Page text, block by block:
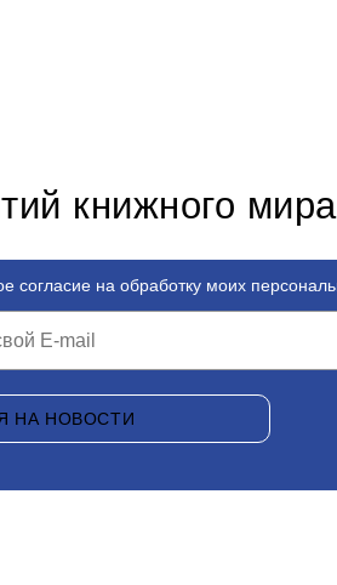
книжного мира
согласие на обработку моих
НА НОВОСТИ